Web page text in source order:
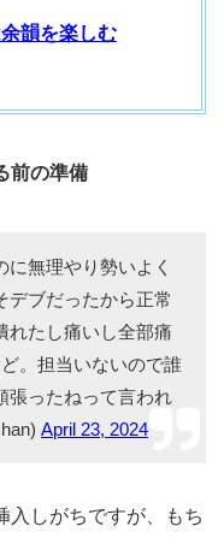
韻を楽しむ
前の準備
無理やり勢いよく
デブだったから正常
れたし痛いし全部痛
。担当いないので誰
張ったねって言われ
April 23, 2024
入しがちですが、もち